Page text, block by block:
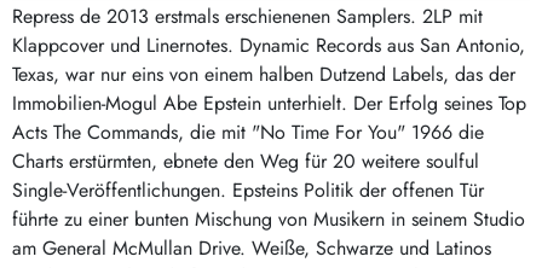
Repress de 2013 erstmals erschienenen Samplers. 2LP mit
Klappcover und Linernotes. Dynamic Records aus San Antonio,
Texas, war nur eins von einem halben Dutzend Labels, das der
Immobilien-Mogul Abe Epstein unterhielt. Der Erfolg seines Top
Acts The Commands, die mit "No Time For You" 1966 die
Charts erstürmten, ebnete den Weg für 20 weitere soulful
Single-Veröffentlichungen. Epsteins Politik der offenen Tür
führte zu einer bunten Mischung von Musikern in seinem Studio
am General McMullan Drive. Weiße, Schwarze und Latinos